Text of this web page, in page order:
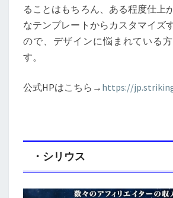
ることはもちろん、ある程度仕上
なテンプレートからカスタマイズ
ので、デザインに悩まれている
す。
公式HPはこちら→ https://
・シリウス